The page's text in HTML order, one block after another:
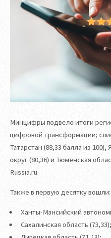
Минцифры подвело итоги
цифровой трансформации;
Татарстан (88,33 балла из
округ (80,36) и Тюменская
Russia.ru.
Также в первую десятку вошли:
Ханты-Мансийский
Сахалинская область (73,33);